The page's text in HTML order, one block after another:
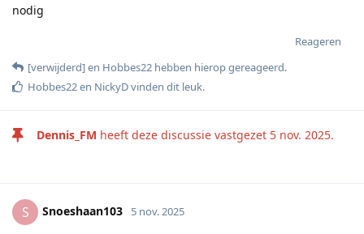
nodig
Reageren
[verwijderd]en Hobbes22 hebben hierop gereageerd.
Hobbes22en NickyDvinden dit leuk.
Dennis_FM heeft deze discussie vastgezet 5 nov. 2025.
S Snoeshaan103 5 nov. 2025